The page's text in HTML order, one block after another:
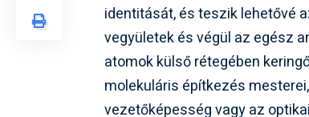
identitását, és teszik lehetővé
vegyületek és végül az egész
atomok külső rétegében
molekuláris építkezés
vezetőképesség vagy az